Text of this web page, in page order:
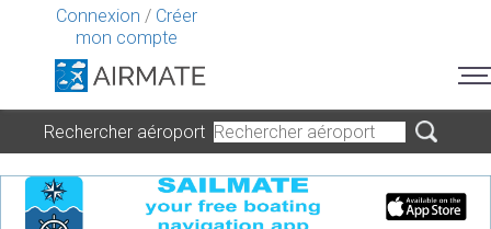
Connexion / Créer
mon compte
Rechercher aéroport